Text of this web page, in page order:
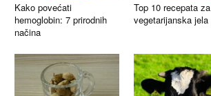
Kako povećati
hemoglobin: 7 prirodnih
načina
Top 10 recepata za
vegetarijanska jela